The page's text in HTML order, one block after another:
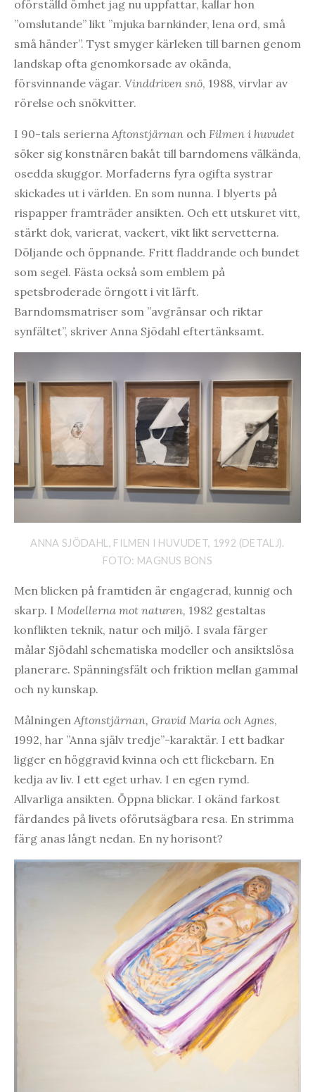
oförställd ömhet jag nu uppfattar, kallar hon
”omslutande” likt ”mjuka barnkinder, lena ord, små
små händer”. Tyst smyger kärleken till barnen genom
landskap ofta genomkorsade av okända,
försvinnande vägar. Vinddriven snö, 1988, virvlar av
rörelse och snökvitter.
I 90-tals serierna Aftonstjärnan och Filmen i huvudet
söker sig konstnären bakåt till barndomens välkända,
osedda skuggor. Morfaderns fyra ogifta systrar
skickades ut i världen. En som nunna. I blyerts på
rispapper framträder ansikten. Och ett utskuret vitt,
stärkt dok, varierat, vackert, vikt likt servetterna.
Döljande och öppnande. Fritt fladdrande och bundet
som segel. Fästa också som emblem på
spetsbroderade örngott i vit lärft.
Barndomsmatriser som ”avgränsar och riktar
synfältet”, skriver Anna Sjödahl eftertänksamt.
ANNA SJÖDAHL, FILMEN I HUVUDET, 1992 (DETALJ).
FOTO: MAGNUS BONS
Men blicken på framtiden är engagerad, kunnig och
skarp. I Modellerna mot naturen, 1982 gestaltas
konflikten teknik, natur och miljö. I svala färger
målar Sjödahl schematiska modeller och ansiktslösa
planerare. Spänningsfält och friktion mellan gammal
och ny kunskap.
Målningen Aftonstjärnan, Gravid Maria och Agnes,
1992, har ”Anna själv tredje”-karaktär. I ett badkar
ligger en höggravid kvinna och ett flickebarn. En
kedja av liv. I ett eget urhav. I en egen rymd.
Allvarliga ansikten. Öppna blickar. I okänd farkost
färdandes på livets oförutsägbara resa. En strimma
färg anas långt nedan. En ny horisont?